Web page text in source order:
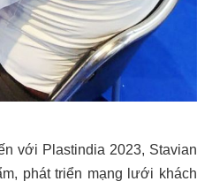
với Plastindia 2023, Stavian
phát triển mạng lưới khách